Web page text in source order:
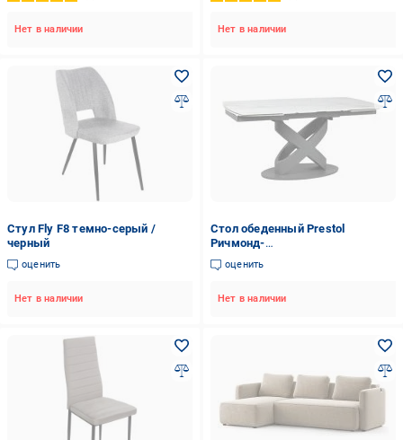
Нет в наличии Нет в наличии
Стул Fly F8 темно-серый /
черный
оценить
Нет в наличии
Стол обеденный Prestol
Ричмонд-
1600(2400)x900x750мм
молочный/графит
оценить
Нет в наличии